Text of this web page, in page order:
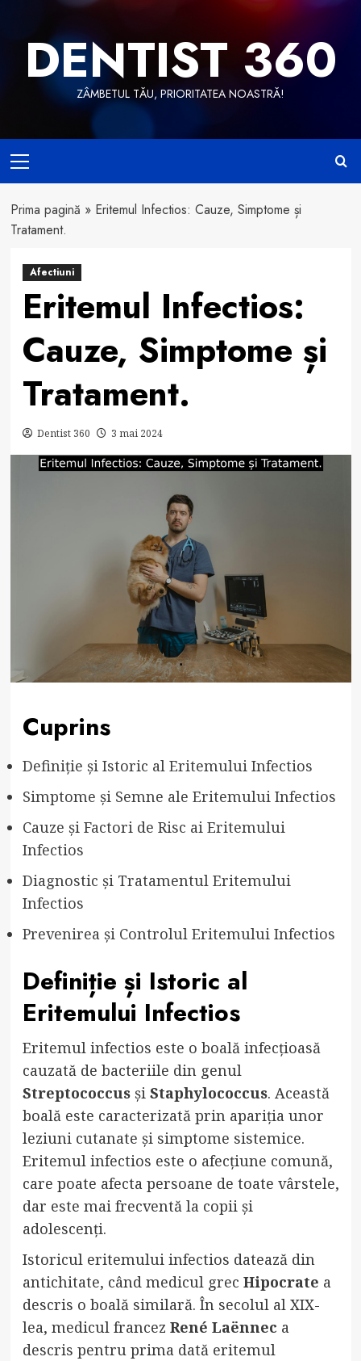
contentDENTIST 360
ZÂMBETUL TĂU, PRIORITATEA NOASTRĂ!
Menu
Prima pagină » Eritemul Infectios: Cauze, Simptome și
Tratament.
Afectiuni
Eritemul Infectios:
Cauze, Simptome și
Tratament.
Dentist 360 3 mai 2024
Cuprins
Definiție și Istoric al Eritemului Infectios
Simptome și Semne ale Eritemului Infectios
Cauze și Factori de Risc ai Eritemului
Infectios
Diagnostic și Tratamentul Eritemului
Infectios
Prevenirea și Controlul Eritemului Infectios
Definiție și Istoric al
Eritemului Infectios
Eritemul infectios este o boală infecțioasă
cauzată de bacteriile din genul
Streptococcusși Staphylococcus. Această
boală este caracterizată prin apariția unor
leziuni cutanate și simptome sistemice.
Eritemul infectios este o afecțiune comună,
care poate afecta persoane de toate vârstele,
dar este mai frecventă la copii și
adolescenți.
Istoricul eritemului infectios datează din
antichitate, când medicul grec Hipocrate a
descris o boală similară. În secolul al XIX-
lea, medicul francez René Laënnec a
descris pentru prima dată eritemul